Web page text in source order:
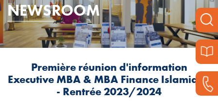
NEWSROOM
Première réunion d'information
Executive MBA & MBA Finance Islamique
- Rentrée 2023/2024